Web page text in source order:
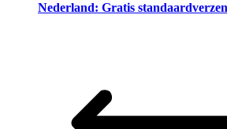
Nederland: Gratis